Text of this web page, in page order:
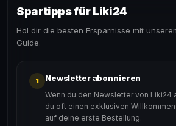
Spartipps für Liki24
Hol dir die besten Ersparnisse mit
Guide.
1 Newsletter abonnieren
Wenn du den Newsletter von Liki24
du oft einen exklusiven
auf deine erste Bestellung.